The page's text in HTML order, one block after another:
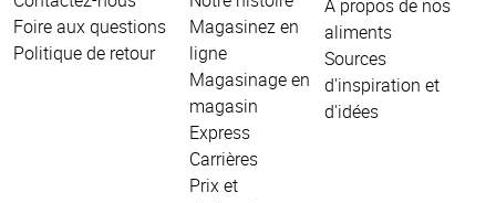
Foire aux questions
Politique de retour
Magasinez en
ligne
Magasinage en
magasin
Express
Carrières
Prix et
À propos de nos
aliments
Sources
d'inspiration et
d'idées